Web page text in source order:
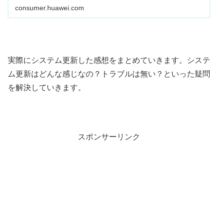
consumer.huawei.com
実際にシステム更新した感想をまとめていきます。システ
ム更新はどんな感じなの？トラブルは無い？といった疑問
を解決していきます。
スポンサーリンク